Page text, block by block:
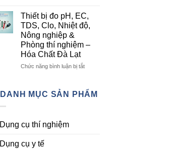
lượng,
trung
đa
sinh
trưởng
mô
–
Chất
Mục
Dụng
Cụ
Nghiệm
Đủ
Hóa
Chất
Thiết bị đo pH, EC,
TDS, Clo, Nhiệt độ,
Nông nghiệp &
Phòng thí nghiệm –
Hóa Chất Đà Lạt
Chức năng bình luận bị tắtở
đo
DANH MỤC SẢN PHẨM
Dụng cụ thí nghiệm
Dụng cụ y tế